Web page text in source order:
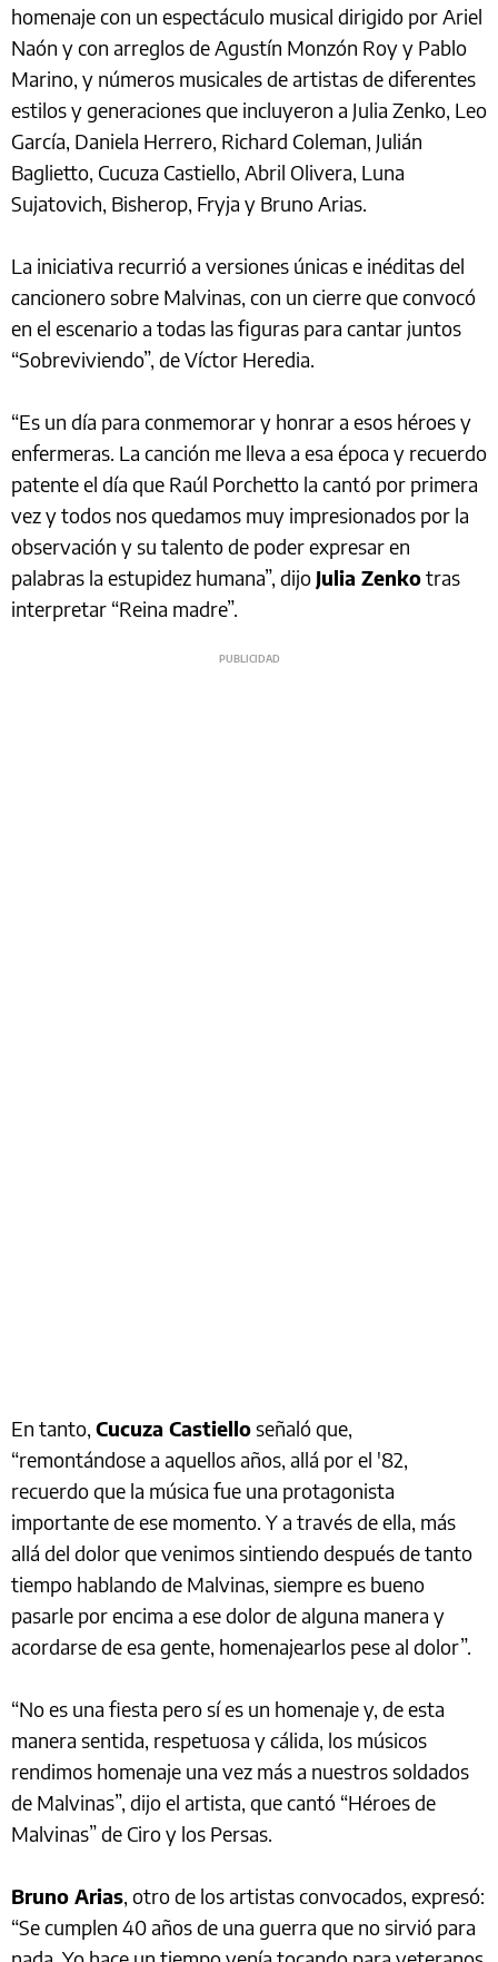
homenaje con un espectáculo musical dirigido por Ariel
Naón y con arreglos de Agustín Monzón Roy y Pablo
Marino, y números musicales de artistas de diferentes
estilos y generaciones que incluyeron a Julia Zenko, Leo
García, Daniela Herrero, Richard Coleman, Julián
Baglietto, Cucuza Castiello, Abril Olivera, Luna
Sujatovich, Bisherop, Fryja y Bruno Arias.
La iniciativa recurrió a versiones únicas e inéditas del
cancionero sobre Malvinas, con un cierre que convocó
en el escenario a todas las figuras para cantar juntos
“Sobreviviendo”, de Víctor Heredia.
“Es un día para conmemorar y honrar a esos héroes y
enfermeras. La canción me lleva a esa época y recuerdo
patente el día que Raúl Porchetto la cantó por primera
vez y todos nos quedamos muy impresionados por la
observación y su talento de poder expresar en
palabras la estupidez humana”, dijo Julia Zenkotras
interpretar “Reina madre”.
En tanto, Cucuza Castielloseñaló que,
“remontándose a aquellos años, allá por el '82,
recuerdo que la música fue una protagonista
importante de ese momento. Y a través de ella, más
allá del dolor que venimos sintiendo después de tanto
tiempo hablando de Malvinas, siempre es bueno
pasarle por encima a ese dolor de alguna manera y
acordarse de esa gente, homenajearlos pese al dolor”.
“No es una fiesta pero sí es un homenaje y, de esta
manera sentida, respetuosa y cálida, los músicos
rendimos homenaje una vez más a nuestros soldados
de Malvinas”, dijo el artista, que cantó “Héroes de
Malvinas” de Ciro y los Persas.
Bruno Arias, otro de los artistas convocados, expresó:
“Se cumplen 40 años de una guerra que no sirvió para